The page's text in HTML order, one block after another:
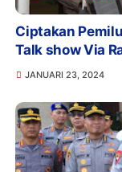
Ciptakan
Talk show Via
JANUARI 23, 2024